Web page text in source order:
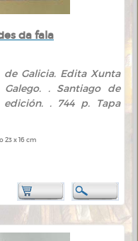
da fala
Galicia. Edita Xunta
. Santiago de
edición. . 744 p. Tapa
23 x 16 cm